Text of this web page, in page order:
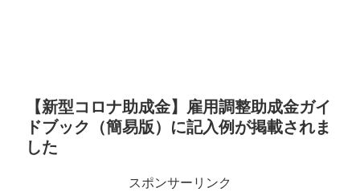
【新型コロナ助成金】雇用調整助成金ガイ
ドブック（簡易版）に記入例が掲載されま
した
スポンサーリンク